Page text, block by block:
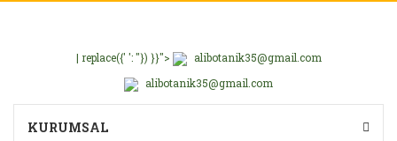
| replace({' ': ''}) }}">
alibotanik35@gmail.com
alibotanik35@gmail.com
KURUMSAL